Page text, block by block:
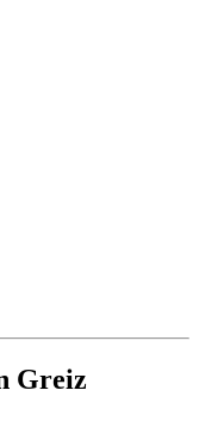
Greiz